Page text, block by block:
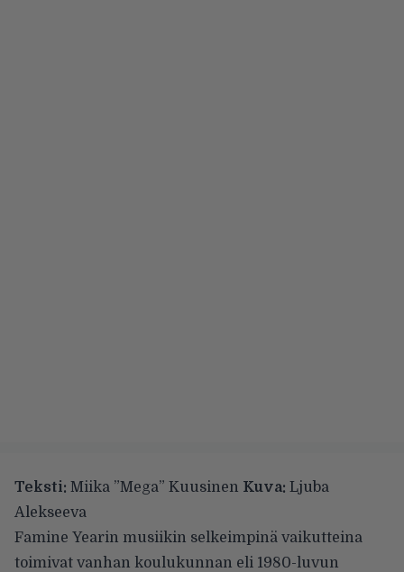
Teksti: Miika ”Mega” Kuusinen Kuva: Ljuba
Alekseeva
Famine Yearin musiikin selkeimpinä vaikutteina
toimivat vanhan koulukunnan eli 1980-luvun